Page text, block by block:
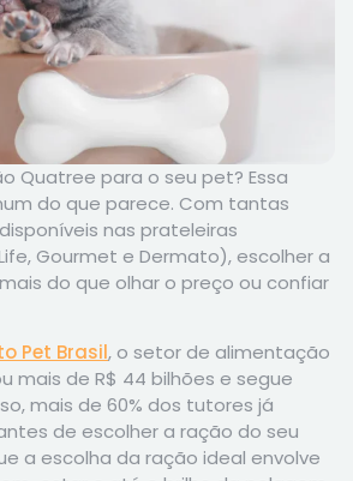
Quatree para o seu pet? Essa
do que parece. Com tantas
nas prateleiras
Gourmet e Dermato), escolher a
do que olhar o preço ou confiar
Pet Brasil, o setor de alimentação
mais de R$ 44 bilhões e segue
mais de 60% dos tutores já
de escolher a ração do seu
a escolha da ração ideal envolve